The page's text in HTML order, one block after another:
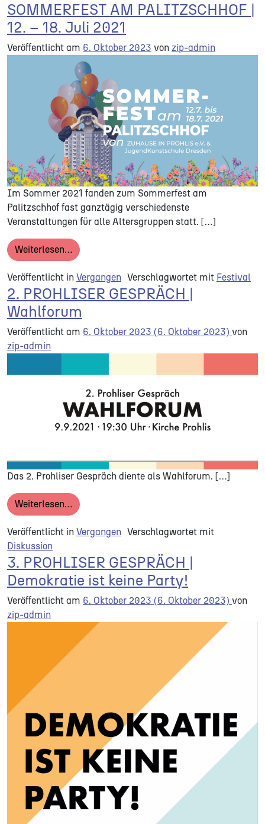
SOMMERFEST AM PALITZSCHHOF |
12. – 18. Juli 2021
Veröffentlicht am 6. Oktober 2023 von zip-admin
Im Sommer 2021 fanden zum Sommerfest am
Palitzschhof fast ganztägig verschiedenste
Veranstaltungen für alle Altersgruppen statt. […]
Weiterlesen…from SOMMERFEST AM PALITZSCHHOF |
Veröffentlicht in Vergangen Verschlagwortet mit Festival
2. PROHLISER GESPRÄCH |
Wahlforum
Veröffentlicht am 6. Oktober 2023 (6. Oktober 2023) von
zip-admin
Das 2. Prohliser Gespräch diente als Wahlforum. […]
Weiterlesen…from 2. PROHLISER GESPRÄCH | Wahlforum
Veröffentlicht in Vergangen Verschlagwortet mit
Diskussion
3. PROHLISER GESPRÄCH |
Demokratie ist keine Party!
Veröffentlicht am 6. Oktober 2023 (6. Oktober 2023) von
zip-admin